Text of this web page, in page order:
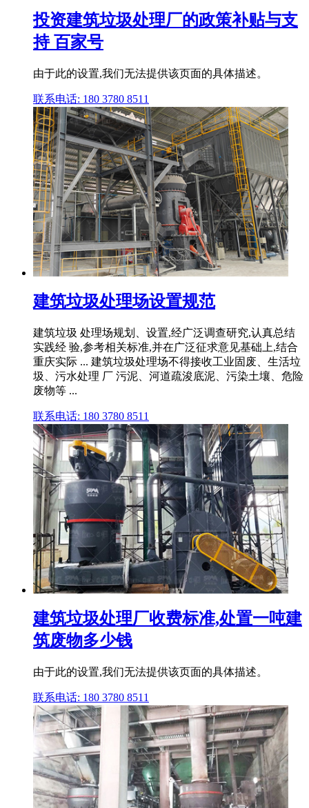
投资建筑垃圾处理厂的政策补贴与支
持 百家号
由于此的设置,我们无法提供该页面的具体描述。
联系电话: 180 3780 8511
建筑垃圾处理场设置规范
建筑垃圾 处理场规划、设置,经广泛调查研究,认真总结
实践经 验,参考相关标准,并在广泛征求意见基础上,结合
重庆实际 ... 建筑垃圾处理场不得接收工业固废、生活垃
圾、污水处理 厂 污泥、河道疏浚底泥、污染土壤、危险
废物等 ...
联系电话: 180 3780 8511
建筑垃圾处理厂收费标准,处置一吨建
筑废物多少钱
由于此的设置,我们无法提供该页面的具体描述。
联系电话: 180 3780 8511